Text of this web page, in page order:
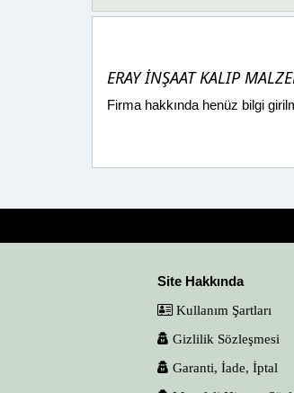
ERAY İNŞAAT KALIP
Firma hakkında henüz bilgi
Site Hakkında
Kullanım Şartları
Gizlilik Sözleşmesi
Garanti, İade, İptal